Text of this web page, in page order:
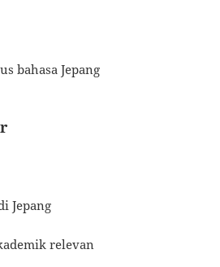
bahasa Jepang
Jepang
relevan